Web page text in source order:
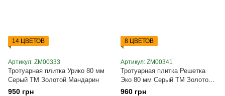
14 ЦВЕТОВ
Артикул: ZM00333
Тротуарная плитка Урико 80 мм
Серый ТМ Золотой Мандарин
950 грн
8 ЦВЕТОВ
Артикул: ZM00341
Тротуарная плитка Решетка
Эко 80 мм Серый ТМ Золотой
Мандарин
960 грн